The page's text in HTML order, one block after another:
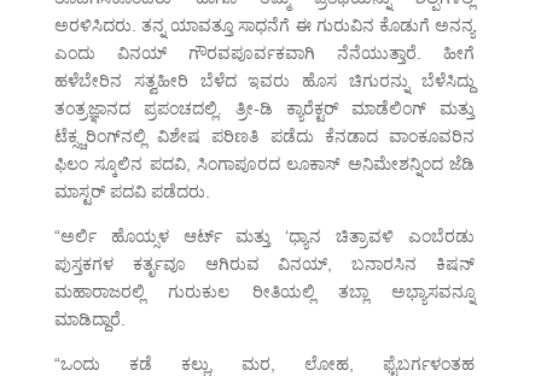
ಅರಳಿಸಿದರು. ತನ್ನ ಯಾವತ್ತೂ ಸಾಧನೆಗೆ ಈ ಗುರುವಿನ ಕೊಡುಗೆ ಅನನ್ಯ
ಎಂದು ವಿನಯ್ ಗೌರವಪೂರ್ವಕವಾಗಿ ನೆನೆಯುತ್ತಾರೆ. ಹೀಗೆ
ಹಳೆಬೇರಿನ ಸತ್ವಹೀರಿ ಬೆಳೆದ ಇವರು ಹೊಸ ಚಿಗುರನ್ನು ಬೆಳೆಸಿದ್ದು
ತಂತ್ರಜ್ಞಾನದ ಪ್ರಪಂಚದಲ್ಲಿ. ತ್ರೀ-ಡಿ ಕ್ಯಾರೆಕ್ಟರ್ ಮಾಡೆಲಿಂಗ್ ಮತ್ತು
ಟೆಕ್ಸ್ಚರಿಂಗ್‌ನಲ್ಲಿ ವಿಶೇಷ ಪರಿಣತಿ ಪಡೆದು ಕೆನಡಾದ ವಾಂಕೂವರಿನ
ಫಿಲಂ ಸ್ಕೂಲಿನ ಪದವಿ, ಸಿಂಗಾಪೂರದ ಲೂಕಾಸ್ ಅನಿಮೇಶನ್ನಿಂದ ಜೆಡಿ
ಮಾಸ್ಟರ್ ಪದವಿ ಪಡೆದರು.
“ಅರ್ಲಿ ಹೊಯ್ಸಳ ಆರ್ಟ್ ಮತ್ತು ‘ಧ್ಯಾನ ಚಿತ್ರಾವಳಿ ಎಂಬೆರಡು
ಪುಸ್ತಕಗಳ ಕರ್ತೃವೂ ಆಗಿರುವ ವಿನಯ್, ಬನಾರಸಿನ ಕಿಷನ್
ಮಹಾರಾಜರಲ್ಲಿ ಗುರುಕುಲ ರೀತಿಯಲ್ಲಿ ತಬ್ಲಾ ಅಭ್ಯಾಸವನ್ನೂ
ಮಾಡಿದ್ದಾರೆ.
“ಒಂದು ಕಡೆ ಕಲ್ಲು, ಮರ, ಲೋಹ, ಫೈಬರ್ಗಳಂತಹ